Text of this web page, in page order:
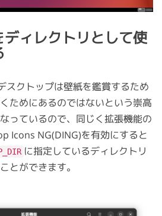
ディレクトリとして使
スクトップは壁紙を鑑賞するため
ためにあるのではないという崇高
っているので、同じく拡張機能の
Icons NG(DING)を有効にすると
に指定しているディレクトリ
とができます。